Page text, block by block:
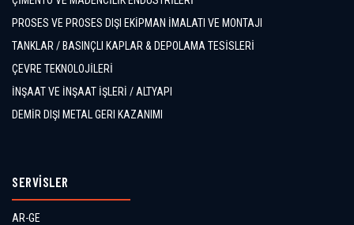
PROSES VE PROSES DIŞI EKİPMAN İMALATI VE MONTAJI
TANKLAR / BASINÇLI KAPLAR & DEPOLAMA TESİSLERİ
ÇEVRE TEKNOLOJİLERİ
İNŞAAT VE İNŞAAT İŞLERİ / ALTYAPI
DEMİR DIŞI METAL GERI KAZANIMI
SERVİSLER
AR-GE